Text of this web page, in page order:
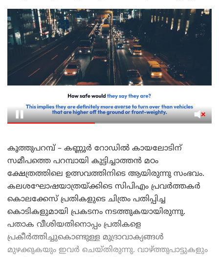
കൂത്തുപറമ്പ് – കണ്ണൂർ റോഡിൽ കായലോടിന്
സമീപത്തെ പറമ്പായി കുട്ടിച്ചാത്തൻ മഠം
ക്ഷേത്രത്തിലെ ഉത്സവത്തിനിടെ ആയിരുന്നു സംഭവം.
കലശഘോഷയാത്രയ്ക്കിടെ സിപിഎം പ്രവർത്തകർ
കൊലക്കേസ് പ്രതികളുടെ ചിത്രം പതിപ്പിച്ച
കൊടികളുമായി പ്രകടനം നടത്തുകയായിരുന്നു.
പതാക വീശിയതിനൊപ്പം പ്രതികളെ
പ്രകീർത്തിച്ചുകൊണ്ടുള്ള മുദ്രാവാക്യങ്ങൾ
മുഴക്കുകയും ഇവർ ചെയ്തിരുന്നു. വാഴ്ത്തുപാട്ടുകളും